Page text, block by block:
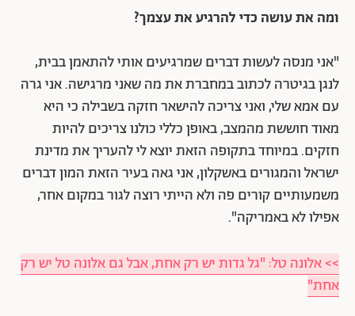
ומה את עושה כדי להרגיע את עצמך?
"אני מנסה לעשות דברים שמרגיעים אותי להתאמן בבית,
לנגן בגיטרה לכתוב במחברת את מה שאני מרגישה. אני גרה
עם אמא שלי, ואני צריכה להישאר חזקה בשבילה כי היא
מאוד חוששת מהמצב, באופן כללי כולנו צריכים להיות
חזקים. במיוחד בתקופה הזאת יוצא לי להעריך את מדינת
ישראל והמגורים באשקלון, אני גאה בעיר הזאת המון דברים
משמעותיים קורים פה ולא הייתי רוצה לגור במקום אחר,
אפילו לא באמריקה".
>> אלונה טל: "גל גדות יש רק אחת, אבל גם אלונה טל יש רק
אחת"